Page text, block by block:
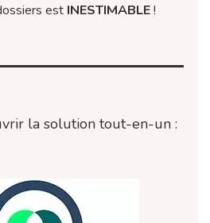
est INESTIMABLE!
la solution tout-en-un :